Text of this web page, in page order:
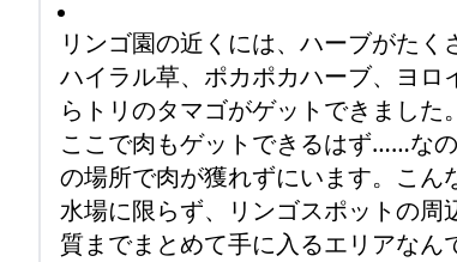
リンゴ園の近くには、ハーブがた
ハイラル草、ポカポカハーブ、ヨ
らトリのタマゴがゲットできまし
ここで肉もゲットできるはず……な
の場所で肉が獲れずにいます。こ
水場に限らず、リンゴスポットの
質までまとめて手に入るエリアな